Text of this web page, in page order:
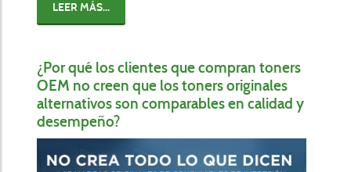
LEER MÁS...
¿Por qué los clientes que compran toners
OEM no creen que los toners originales
alternativos son comparables en calidad y
desempeño?